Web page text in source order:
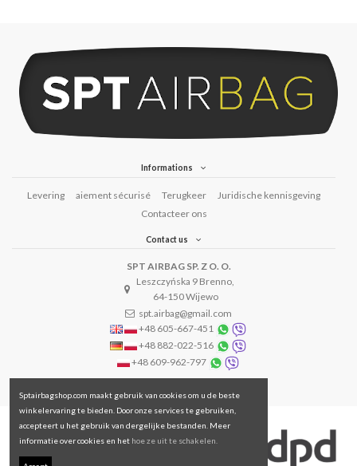
Informations
Levering aiement sécurisé Terugkeer
Juridische kennisgeving
Contacteer ons
Contact us
SPT AIRBAG SP. Z O. O.
Leszczyńska 9 Brenno,
64-150 Wijewo
spt.airbag@gmail.com
+48 605-667-451
+48 882-022-516
+48 609-962-797
Sptairbagshop.com maakt gebruik van cookies om u de beste
winkelervaring te bieden. Door onze services te gebruiken,
accepteert u het gebruik van dergelijke bestanden. Meer
informatie over cookies en het hoe ze uit te schakelen.